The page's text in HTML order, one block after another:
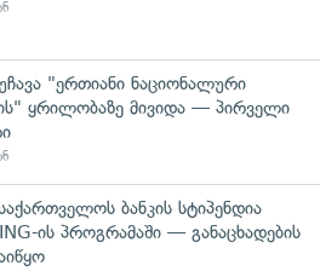
"ერთიანი ნაციონალური
ყრილობაზე მივიდა — პირველი
ბანკის სტიპენდია
ის პროგრამაში — განაცხადების